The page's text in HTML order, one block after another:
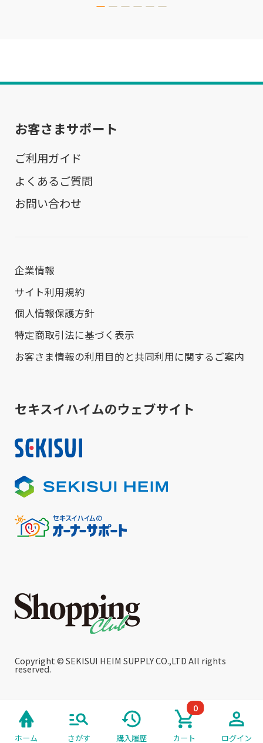
お客さまサポート
ご利用ガイド
よくあるご質問
お問い合わせ
企業情報
サイト利用規約
個人情報保護方針
特定商取引法に基づく表示
お客さま情報の利用目的と共同利用に関するご案内
セキスイハイムのウェブサイト
Copyright © SEKISUI HEIM SUPPLY CO.,LTD All rights
reserved.
ホーム さがす 購入履歴 カート
0
ログイン